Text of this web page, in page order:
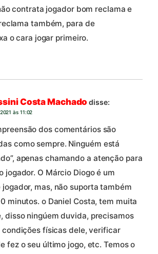
contrata jogador bom reclama e
também, para de
o cara jogar primeiro.
Costa Machado disse:
às 11:02
dos comentários são
como sempre. Ninguém está
apenas chamando a atenção para
jogador. O Márcio Diogo é um
mas, não suporta também
minutos. o Daniel Costa, tem muita
disso ningúem duvida, precisamos
condições físicas dele, verificar
fez o seu último jogo, etc. Temos o